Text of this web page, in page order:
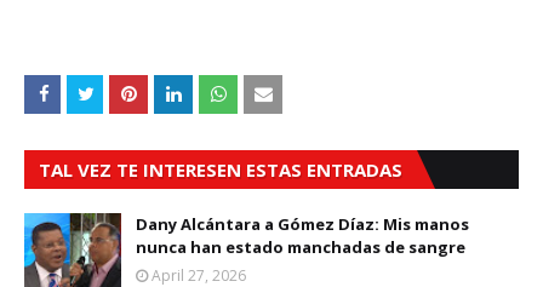
TAL VEZ TE INTERESEN ESTAS ENTRADAS
Dany Alcántara a Gómez Díaz: Mis manos
nunca han estado manchadas de sangre
April 27, 2026